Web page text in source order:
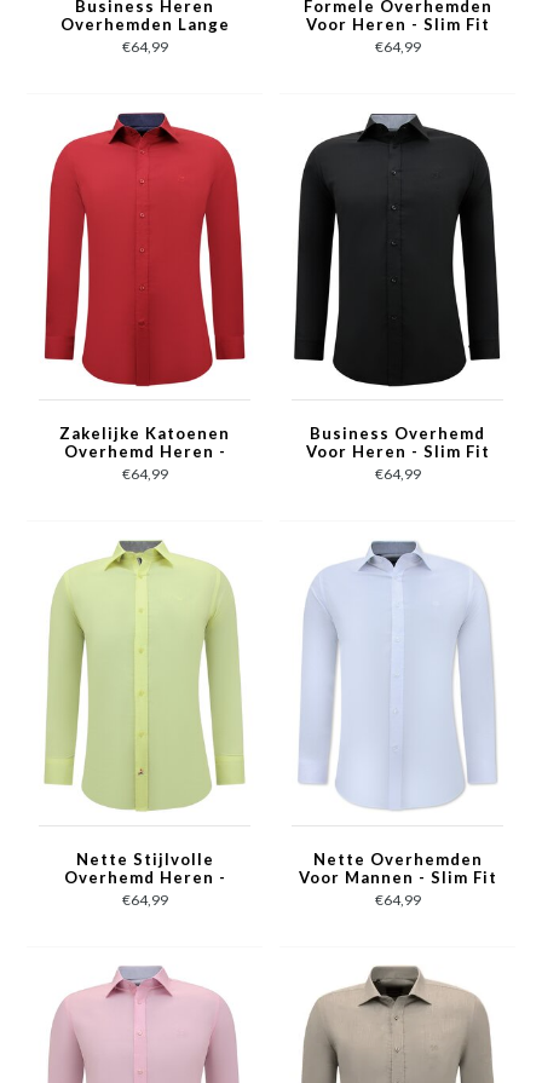
Business Heren
Overhemden Lange
Mouw - Slim Fit Blouse
Stretch - Blauw
€64,99
Formele Overhemden
Voor Heren - Slim Fit
Blouse Stretch -
Groen
€64,99
Zakelijke Katoenen
Overhemd Heren -
Slim Fit Blouse
Stretch -Rood
€64,99
Business Overhemd
Voor Heren - Slim Fit
Blouse Stretch -
Zwart
€64,99
Nette Stijlvolle
Overhemd Heren -
Slim Fit Blouse
Stretch - Geel
€64,99
Nette Overhemden
Voor Mannen - Slim Fit
Blouse Stretch - Wit
€64,99